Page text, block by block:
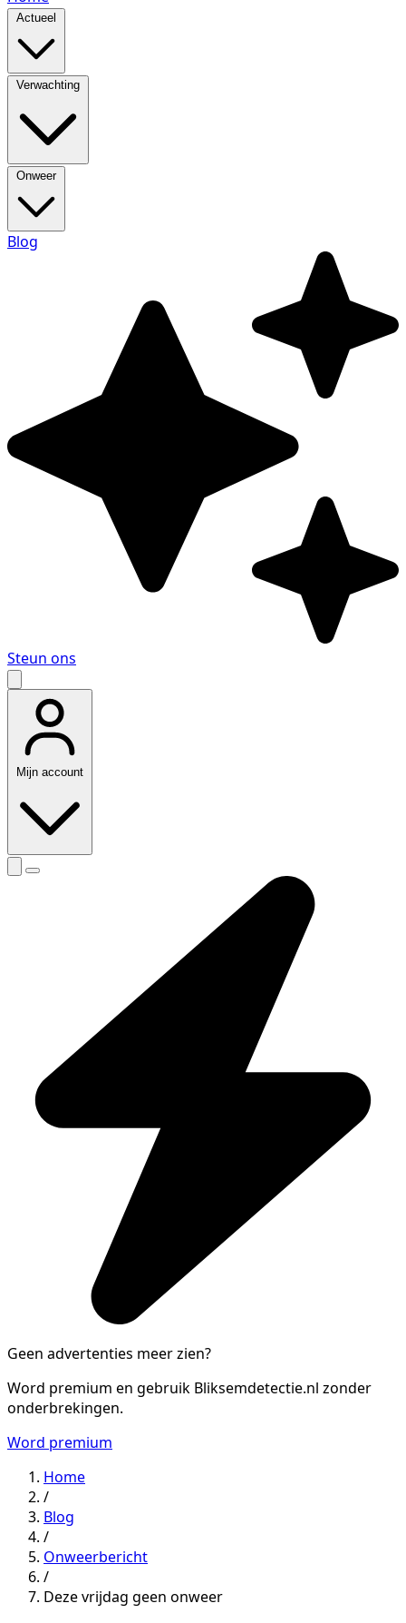
Actueel
Verwachting
Onweer
Blog
Steun ons
Mijn account
Geen advertenties meer zien?
Word premium en gebruik Bliksemdetectie.nl zonder
onderbrekingen.
Word premium
Home
/
Blog
/
Onweerbericht
/
Deze vrijdag geen onweer